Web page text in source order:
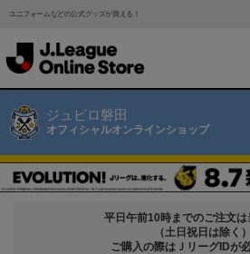
ユニフォームなどの公式グッズが買える！
ジュビロ磐田
オフィシャルオンラインショップ
平日午前10時までのご注文は
（土日祝日は除く）
ご購入の際はＪリーグIDが必